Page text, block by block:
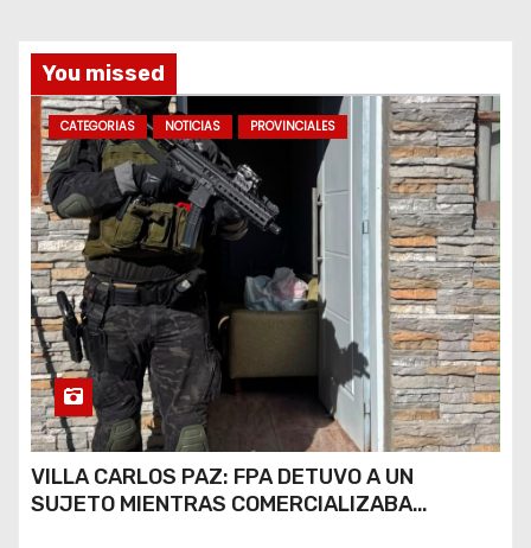
You missed
CATEGORIAS NOTICIAS PROVINCIALES
VILLA CARLOS PAZ: FPA DETUVO A UN
SUJETO MIENTRAS COMERCIALIZABA